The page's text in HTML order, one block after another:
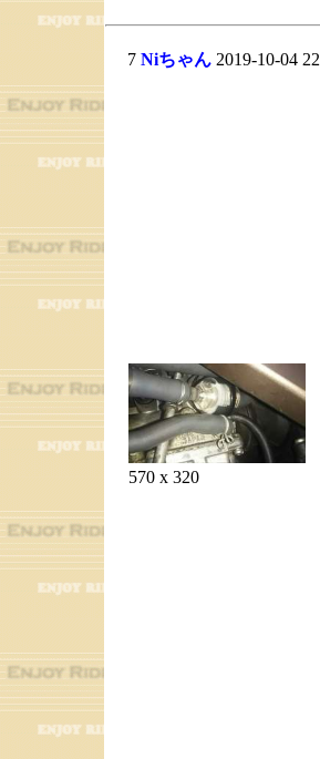
7 Niちゃん2019-10-04
570 x 320